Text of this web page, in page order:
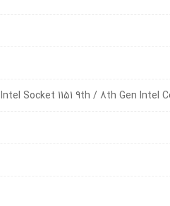
Intel Socket 1151 9th / 8th Gen Intel